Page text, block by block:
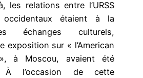
les relations entre l’URSS
étaient à la
échanges culturels,
exposition sur « l’American
à Moscou, avaient été
À l’occasion de cette